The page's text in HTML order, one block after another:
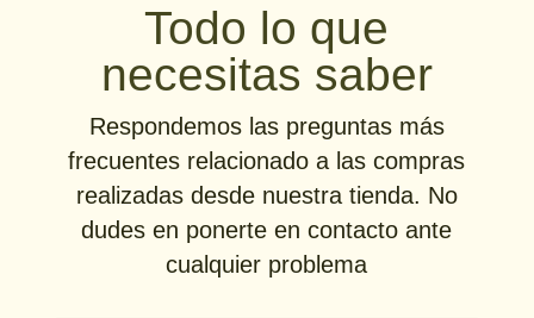
Todo lo que
necesitas saber
Respondemos las preguntas más
frecuentes relacionado a las compras
realizadas desde nuestra tienda. No
dudes en ponerte en contacto ante
cualquier problema